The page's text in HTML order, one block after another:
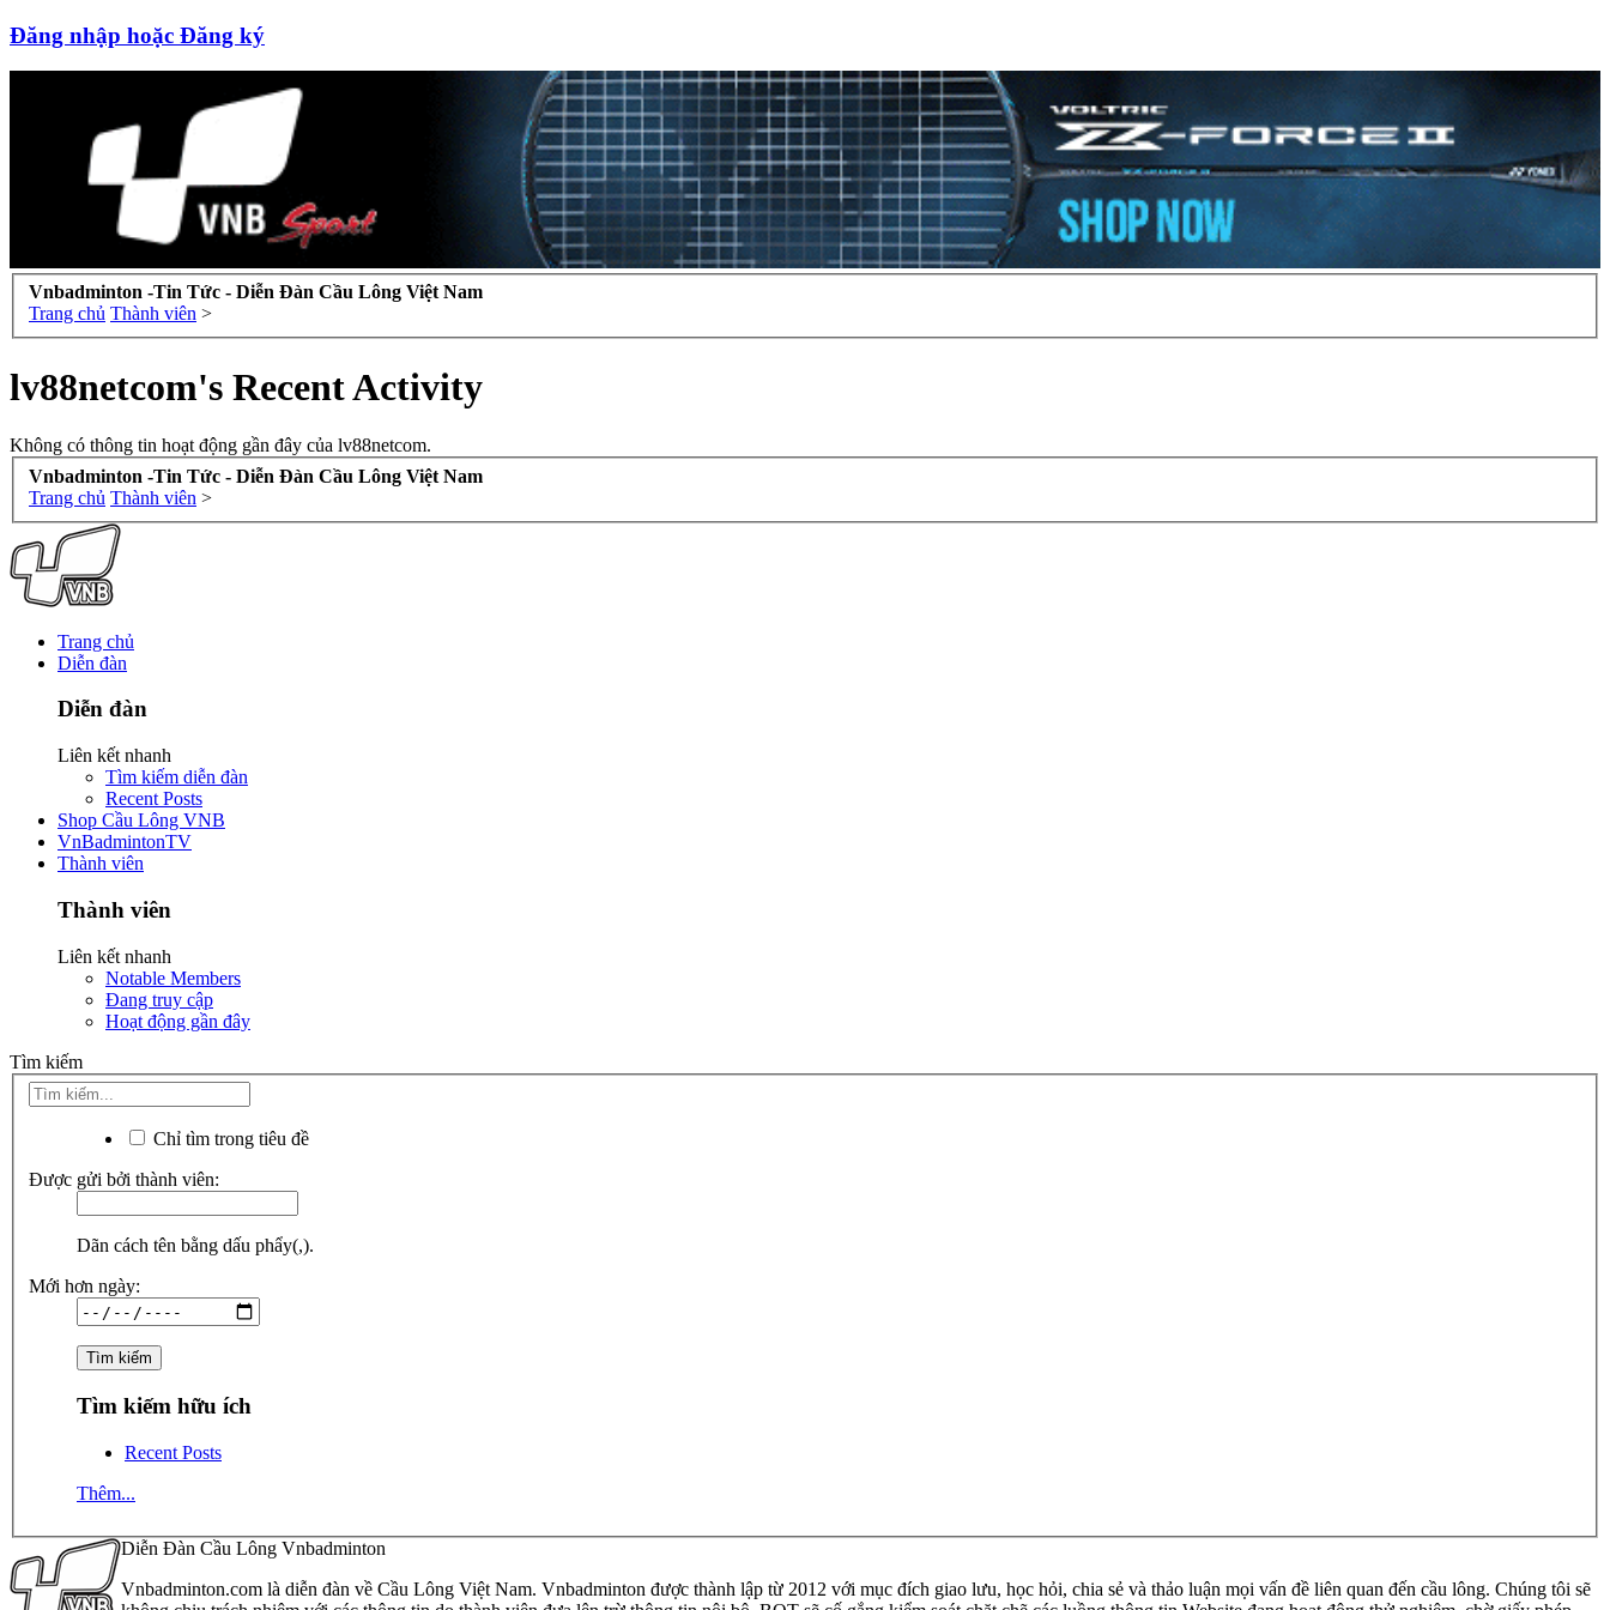
Đăng nhập hoặc Đăng ký
Vnbadminton -Tin Tức - Diễn Đàn Cầu Lông Việt Nam
Trang chủ Thành viên >
lv88netcom's Recent Activity
Không có thông tin hoạt động gần đây của lv88netcom.
Vnbadminton -Tin Tức - Diễn Đàn Cầu Lông Việt Nam
Trang chủ Thành viên >
Trang chủ
Diễn đàn
Diễn đàn
Liên kết nhanh
Tìm kiếm diễn đàn
Recent Posts
Shop Cầu Lông VNB
VnBadmintonTV
Thành viên
Thành viên
Liên kết nhanh
Notable Members
Đang truy cập
Hoạt động gần đây
Tìm kiếm
Chỉ tìm trong tiêu đề
Được gửi bởi thành viên:
Dãn cách tên bằng dấu phẩy(,).
Mới hơn ngày:
Tìm kiếm hữu ích
Recent Posts
Thêm...
Diễn Đàn Cầu Lông Vnbadminton
Vnbadminton.com là diễn đàn về Cầu Lông Việt Nam. Vnbadminton được thành lập từ 2012 với mục đích giao lưu, học hỏi, chia sẻ và thảo luận mọi vấn đề liên quan đến cầu lông. Chúng tôi sẽ